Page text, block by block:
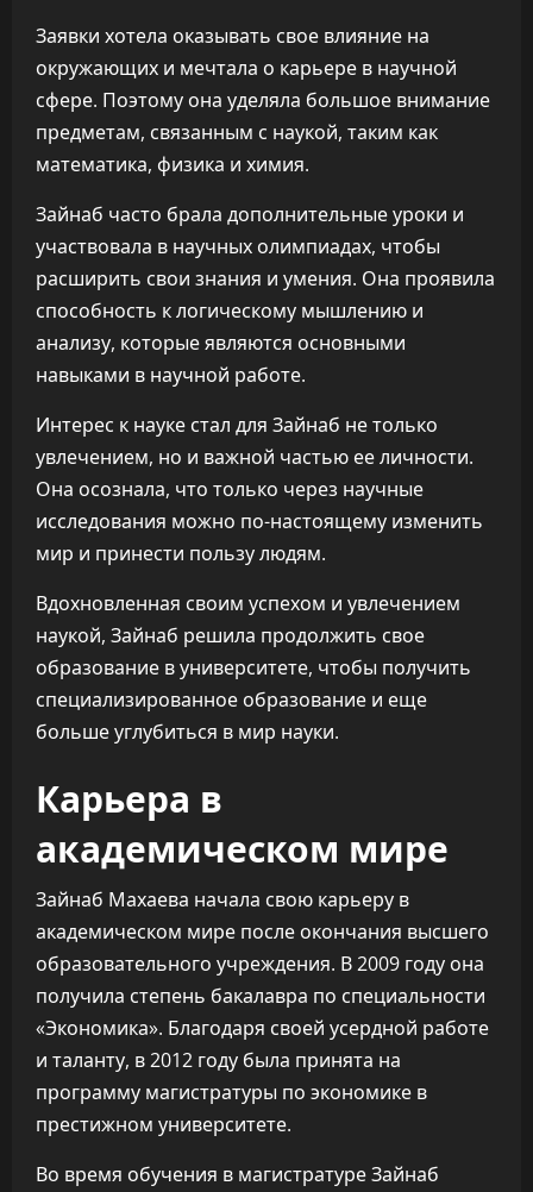
Заявки хотела оказывать свое влияние на
окружающих и мечтала о карьере в научной
сфере. Поэтому она уделяла большое внимание
предметам, связанным с наукой, таким как
математика, физика и химия.
Зайнаб часто брала дополнительные уроки и
участвовала в научных олимпиадах, чтобы
расширить свои знания и умения. Она проявила
способность к логическому мышлению и
анализу, которые являются основными
навыками в научной работе.
Интерес к науке стал для Зайнаб не только
увлечением, но и важной частью ее личности.
Она осознала, что только через научные
исследования можно по-настоящему изменить
мир и принести пользу людям.
Вдохновленная своим успехом и увлечением
наукой, Зайнаб решила продолжить свое
образование в университете, чтобы получить
специализированное образование и еще
больше углубиться в мир науки.
Карьера в
академическом мире
Зайнаб Махаева начала свою карьеру в
академическом мире после окончания высшего
образовательного учреждения. В 2009 году она
получила степень бакалавра по специальности
«Экономика». Благодаря своей усердной работе
и таланту, в 2012 году была принята на
программу магистратуры по экономике в
престижном университете.
Во время обучения в магистратуре Зайнаб